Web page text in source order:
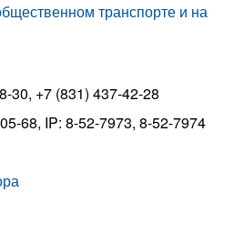
транспорте и на
30, +7 (831) 437-42-28
68, IP: 8-52-7973, 8-52-7974